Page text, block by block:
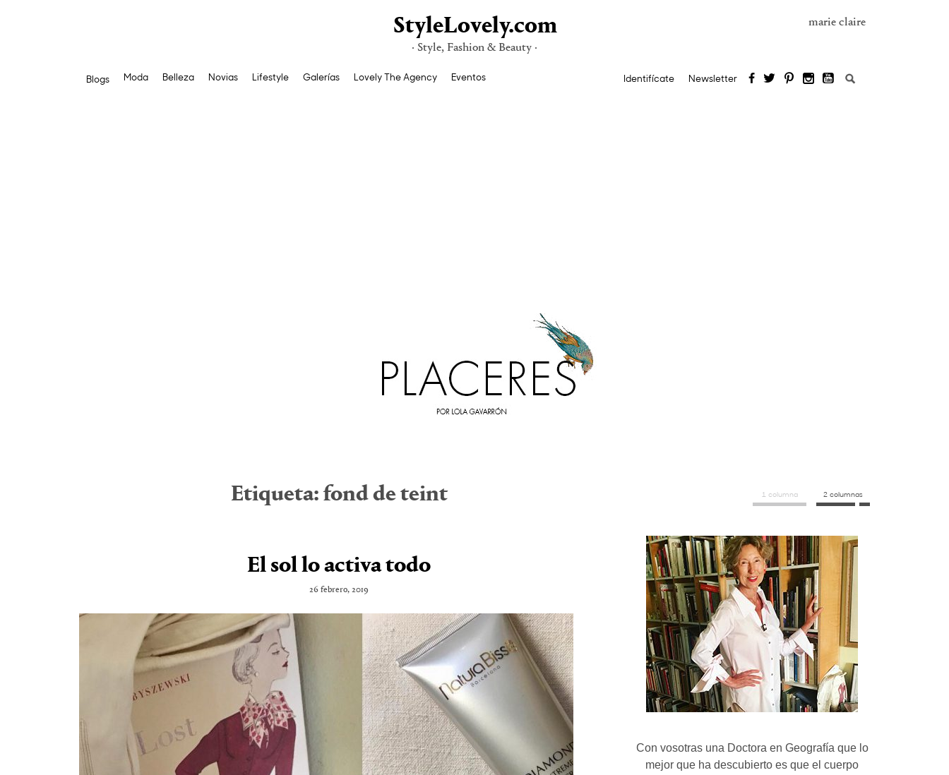
StyleLovely.com
· Style, Fashion & Beauty ·
marie claire
Blogs Moda Belleza Novias Lifestyle Galerías Lovely The Agency Eventos Identifícate Newsletter Buscar:
Etiqueta:fond de teint
El sol lo activa todo
26 febrero, 2019
1 columna 2 columnas
Con vosotras una Doctora en Geografía que lo
mejor que ha descubierto es que el cuerpo